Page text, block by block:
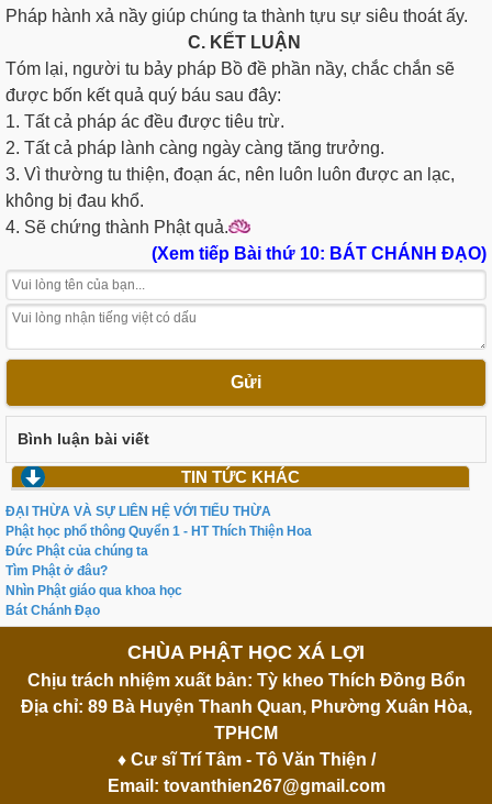
Pháp hành xả nầy giúp chúng ta thành tựu sự siêu thoát ấy.
C. KẾT LUẬN
Tóm lại, người tu bảy pháp Bồ đề phần nầy, chắc chắn sẽ
được bốn kết quả quý báu sau đây:
1. Tất cả pháp ác đều được tiêu trừ.
2. Tất cả pháp lành càng ngày càng tăng trưởng.
3. Vì thường tu thiện, đoạn ác, nên luôn luôn được an lạc,
không bị đau khổ.
4. Sẽ chứng thành Phật quả.
(Xem tiếp Bài thứ 10: BÁT CHÁNH ÐẠO)
Gửi
Bình luận bài viết
TIN TỨC KHÁC
ĐẠI THỪA VÀ SỰ LIÊN HỆ VỚI TIỂU THỪA
Phật học phổ thông Quyển 1 - HT Thích Thiện Hoa
Đức Phật của chúng ta
Tìm Phật ở đâu?
Nhìn Phật giáo qua khoa học
Bát Chánh Đạo
CHÙA PHẬT HỌC XÁ LỢI
Chịu trách nhiệm xuất bản: Tỳ kheo Thích Đồng Bổn
Địa chỉ: 89 Bà Huyện Thanh Quan, Phường Xuân Hòa,
TPHCM
♦ Cư sĩ Trí Tâm - Tô Văn Thiện /
Email: tovanthien267@gmail.com